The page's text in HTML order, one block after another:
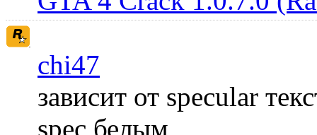
chi47
зависит от specular
spec белым